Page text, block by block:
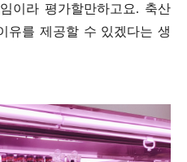
이라 평가할만하고요. 축산
유를 제공할 수 있겠다는 생